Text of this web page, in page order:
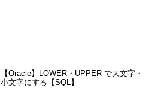
【Oracle】LOWER・UPPER で大文字・
小文字にする【SQL】